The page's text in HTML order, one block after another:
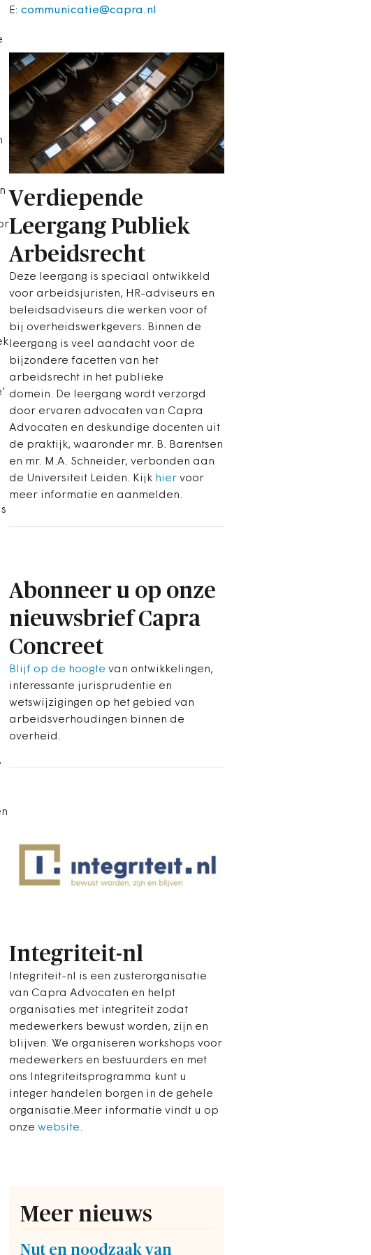
E: communicatie@capra.nl
Verdiepende
Leergang Publiek
Arbeidsrecht
Deze leergang is speciaal ontwikkeld
voor arbeidsjuristen, HR-adviseurs en
beleidsadviseurs die werken voor of
bij overheidswerkgevers. Binnen de
leergang is veel aandacht voor de
bijzondere facetten van het
arbeidsrecht in het publieke
domein. De leergang wordt verzorgd
door ervaren advocaten van Capra
Advocaten en deskundige docenten uit
de praktijk, waaronder mr. B. Barentsen
en mr. M.A. Schneider, verbonden aan
de Universiteit Leiden. Kijk hier voor
meer informatie en aanmelden.
Abonneer u op onze
nieuwsbrief Capra
Concreet
Blijf op de hoogte van ontwikkelingen,
interessante jurisprudentie en
wetswijzigingen op het gebied van
arbeidsverhoudingen binnen de
overheid.
Integriteit-nl
Integriteit-nl is een zusterorganisatie
van Capra Advocaten en helpt
organisaties met integriteit zodat
medewerkers bewust worden, zijn en
blijven. We organiseren workshops voor
medewerkers en bestuurders en met
ons Integriteitsprogramma kunt u
integer handelen borgen in de gehele
organisatie.Meer informatie vindt u op
onze website.
Meer nieuws
Nut en noodzaak van